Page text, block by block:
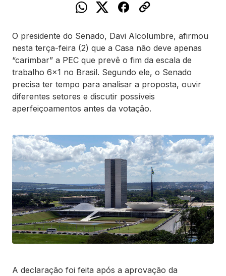
O presidente do Senado, Davi Alcolumbre, afirmou
nesta terça-feira (2) que a Casa não deve apenas
“carimbar” a PEC que prevê o fim da escala de
trabalho 6x1 no Brasil. Segundo ele, o Senado
precisa ter tempo para analisar a proposta, ouvir
diferentes setores e discutir possíveis
aperfeiçoamentos antes da votação.
A declaração foi feita após a aprovação da